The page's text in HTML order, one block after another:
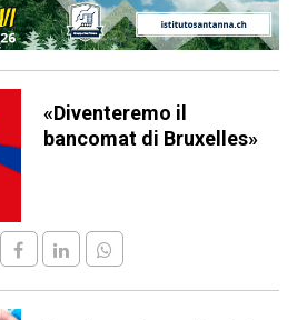
«Diventeremo il
bancomat di Bruxelles»